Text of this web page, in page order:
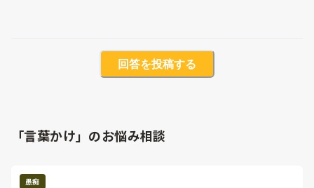
回答を投稿する
「言葉かけ」のお悩み相談
愚痴